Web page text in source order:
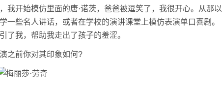
我开始模仿里面的唐·诺茨，爸爸被逗笑了，我很开心。从那以
一些名人讲话，或者在学校的演讲课堂上模仿表演单口喜剧。
了我，帮助我走出了孩子的羞涩。
之前你对其印象如何?